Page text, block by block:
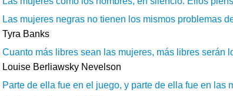
Las mujeres negras no tienen los mismos problemas
Tyra Banks
Cuanto más libres sean las mujeres, más libres serán
Louise Berliawsky Nevelson
Parte de ella fue en el juego, y parte de ella fue en las